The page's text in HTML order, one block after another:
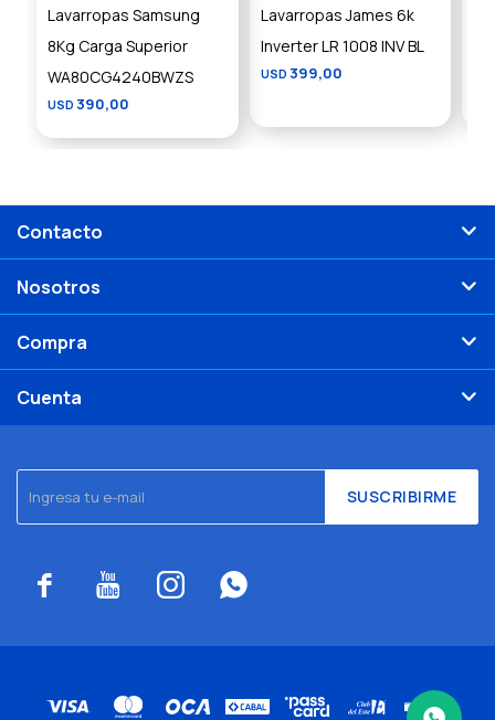
Lavarropas Samsung
8Kg Carga Superior
WA80CG4240BWZS
USD 390,00
Lavarropas James 6k
Inverter LR 1008 INV BL
USD 399,00
SUSCRIBIRME
   
Contacto
Nosotros
Compra
Cuenta